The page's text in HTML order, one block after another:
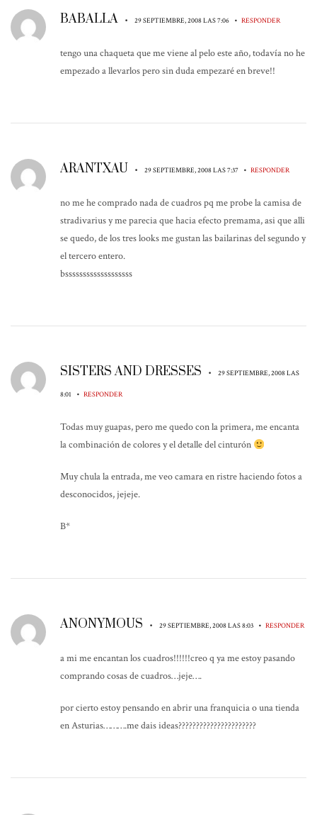
BABALLA • 29 SEPTIEMBRE, 2008 LAS 7:06 • RESPONDER
tengo una chaqueta que me viene al pelo este año, todavía no he
empezado a llevarlos pero sin duda empezaré en breve!!
ARANTXAU • 29 SEPTIEMBRE, 2008 LAS 7:37 • RESPONDER
no me he comprado nada de cuadros pq me probe la camisa de
stradivarius y me parecia que hacia efecto premama, asi que alli
se quedo, de los tres looks me gustan las bailarinas del segundo y
el tercero entero.
bsssssssssssssssssss
SISTERS AND DRESSES • 29 SEPTIEMBRE, 2008 LAS
8:01 • RESPONDER
Todas muy guapas, pero me quedo con la primera, me encanta
la combinación de colores y el detalle del cinturón
Muy chula la entrada, me veo camara en ristre haciendo fotos a
desconocidos, jejeje.
B*
ANONYMOUS • 29 SEPTIEMBRE, 2008 LAS 8:03 • RESPONDER
a mi me encantan los cuadros!!!!!!creo q ya me estoy pasando
comprando cosas de cuadros…jeje….
por cierto estoy pensando en abrir una franquicia o una tienda
en Asturias……….me dais ideas??????????????????????